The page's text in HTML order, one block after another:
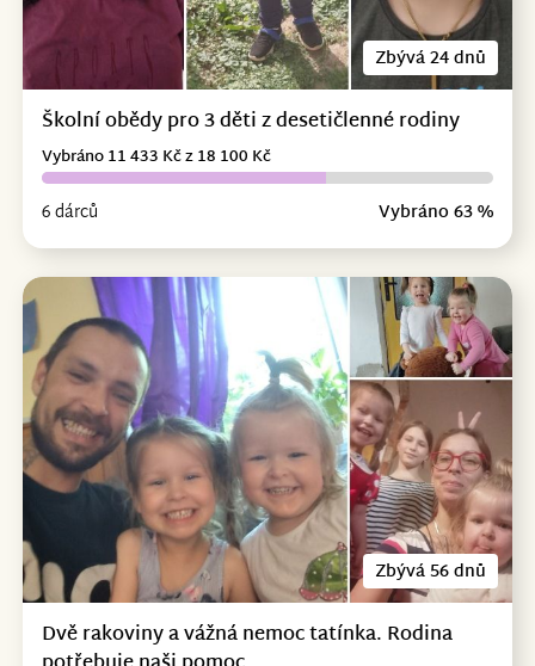
Zbývá 24 dnů
Školní obědy pro 3 děti z desetičlenné rodiny
6 dárců Vybráno 63 %
Vybráno 11 433 Kč z 18 100 Kč
Zbývá 56 dnů
Dvě rakoviny a vážná nemoc tatínka. Rodina